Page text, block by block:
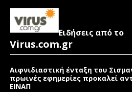
Ειδήσεις από το
Virus.com.gr
Αιφνιδιαστική ένταξη του
πρωινές εφημερίες προκαλεί
ΕΙΝΑΠ